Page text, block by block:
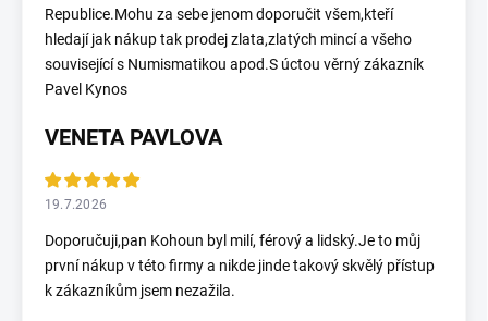
Republice.Mohu za sebe jenom doporučit všem,kteří
hledají jak nákup tak prodej zlata,zlatých mincí a všeho
související s Numismatikou apod.S úctou věrný zákazník
Pavel Kynos
VENETA PAVLOVA
19.7.2026
Doporučuji,pan Kohoun byl milí, férový a lidský.Je to můj
první nákup v této firmy a nikde jinde takový skvělý přístup
k zákazníkům jsem nezažila.